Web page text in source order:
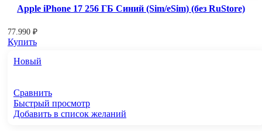
Apple iPhone 17 256 ГБ Синий (Sim/eSim) (без RuStore)
77.990 ₽
Купить
Новый
Сравнить
Быстрый просмотр
Добавить в список желаний